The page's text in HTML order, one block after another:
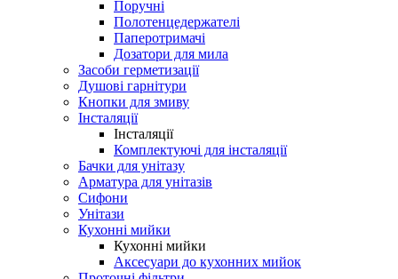
Поручні
Полотенцедержателі
Паперотримачі
Дозатори для мила
Засоби герметизації
Душові гарнітури
Кнопки для змиву
Інсталяції
Інсталяції
Комплектуючі для інсталяції
Бачки для унітазу
Арматура для унітазів
Сифони
Унітази
Кухонні мийки
Кухонні мийки
Аксесуари до кухонних мийок